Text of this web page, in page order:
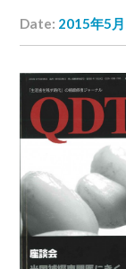
Date: 2015年5